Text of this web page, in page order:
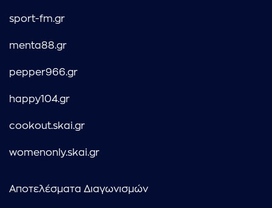
sport-fm.gr
menta88.gr
pepper966.gr
happy104.gr
cookout.skai.gr
womenonly.skai.gr
Αποτελέσματα Διαγωνισμών